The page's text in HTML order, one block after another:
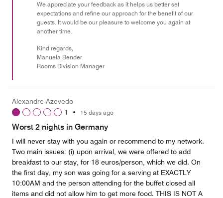
We appreciate your feedback as it helps us better set
expectations and refine our approach for the benefit of our
guests. It would be our pleasure to welcome you again at
another time.
Kind regards,
Manuela Bender
Rooms Division Manager
Alexandre Azevedo
1
• 15 days ago
Worst 2 nights in Germany
I will never stay with you again or recommend to my network.
Two main issues: (i) upon arrival, we were offered to add
breakfast to our stay, for 18 euros/person, which we did. On
the first day, my son was going for a serving at EXACTLY
10:00AM and the person attending for the buffet closed all
items and did not allow him to get more food. THIS IS NOT A